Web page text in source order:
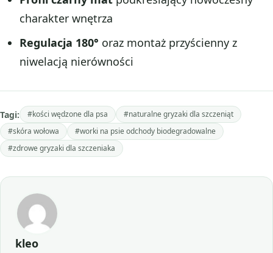
charakter wnętrza
Regulacja 180° oraz montaż przyścienny z
niwelacją nierówności
Tagi: #kości wędzone dla psa
#naturalne gryzaki dla szczeniąt
#skóra wołowa
#worki na psie odchody biodegradowalne
#zdrowe gryzaki dla szczeniaka
kleo